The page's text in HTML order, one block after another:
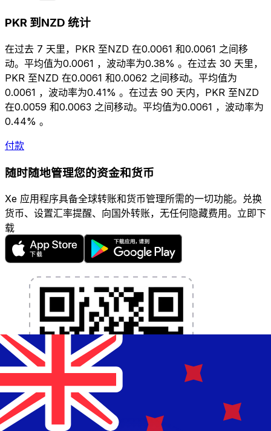
PKR 到NZD 统计
在过去 7 天里，PKR 至NZD 在0.0061 和0.0061 之间移
动。平均值为0.0061 ，波动率为0.38% 。在过去 30 天里，
PKR 至NZD 在0.0061 和0.0062 之间移动。平均值为
0.0061 ，波动率为0.41% 。在过去 90 天内，PKR 至NZD
在0.0059 和0.0063 之间移动。平均值为0.0061 ，波动率为
0.44% 。
付款
随时随地管理您的资金和货币
Xe 应用程序具备全球转账和货币管理所需的一切功能。兑换
货币、设置汇率提醒、向国外转账，无任何隐藏费用。立即下
载